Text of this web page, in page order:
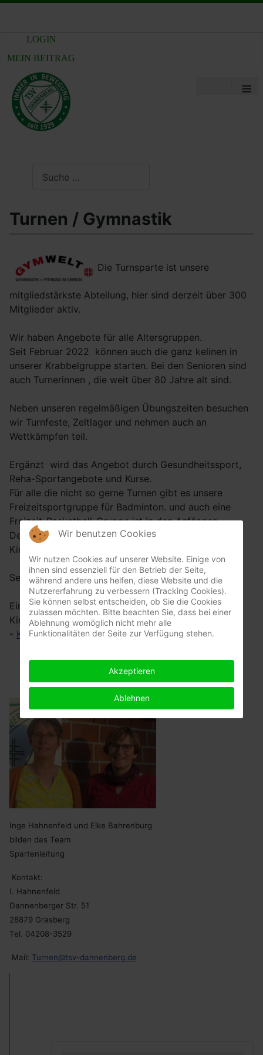
LOGIN
MEIN BEITRAG
≡
Turnen / Gymnastik
Die Turnsparte ist unsere
mitgliedstärkste Abteilung, hier sind derzeit über 300
Mitglieder aktiv.
Wir haben Angebote für alle Altersgruppen.
Seit Februar 2022 können auch die ganz kelinen in
unserer Krabbelgruppe starten. Bei den Senioren sind
auch Turnerinnen , die weit über 80 Jahre alt sind.
Neben unseren regelmäßigen Übungszeiten besuchen
wir Turnfeste, Zeltlager und nehmen auch an
Wettkämpfen teil.
Ergänzt wird das Angebot durch Gesundheitssport,
Reha-Sportangebote und Kurse.
Für alle die nicht so gerne Turnen gibt es unsere
Freizeitsportgruppe für Badminton. und auch eine
Freizeit-Basketball-Gruppe ist in den Anfängen..
Der Spaß an der Bewegung für Erwachsene und
Kinder steht in allen Gruppen im Vordergrund.
Seit Herbst 2018 sind wir GYMWELT-Verein
Eine Übersicht unserer verschiedenen Angebot für
Kinder, Jugendliche und Erwachsene findet ihr hier
- Kurse / Angebote Turnsparte
Spartenleitung
Inge Hahnenfeld und Elke Bahrenburg
bilden das Team
Spartenleitung
Kontakt:
I. Hahnenfeld
Dannenberger Str. 51
28879 Grasberg
Tel. 04208-3529
Mail: Turnen@tsv-dannenberg.de
Wir benutzen Cookies
Wir nutzen Cookies auf unserer Website. Einige von
ihnen sind essenziell für den Betrieb der Seite,
während andere uns helfen, diese Website und die
Nutzererfahrung zu verbessern (Tracking Cookies).
Sie können selbst entscheiden, ob Sie die Cookies
zulassen möchten. Bitte beachten Sie, dass bei einer
Ablehnung womöglich nicht mehr alle
Funktionalitäten der Seite zur Verfügung stehen.
Akzeptieren
Ablehnen